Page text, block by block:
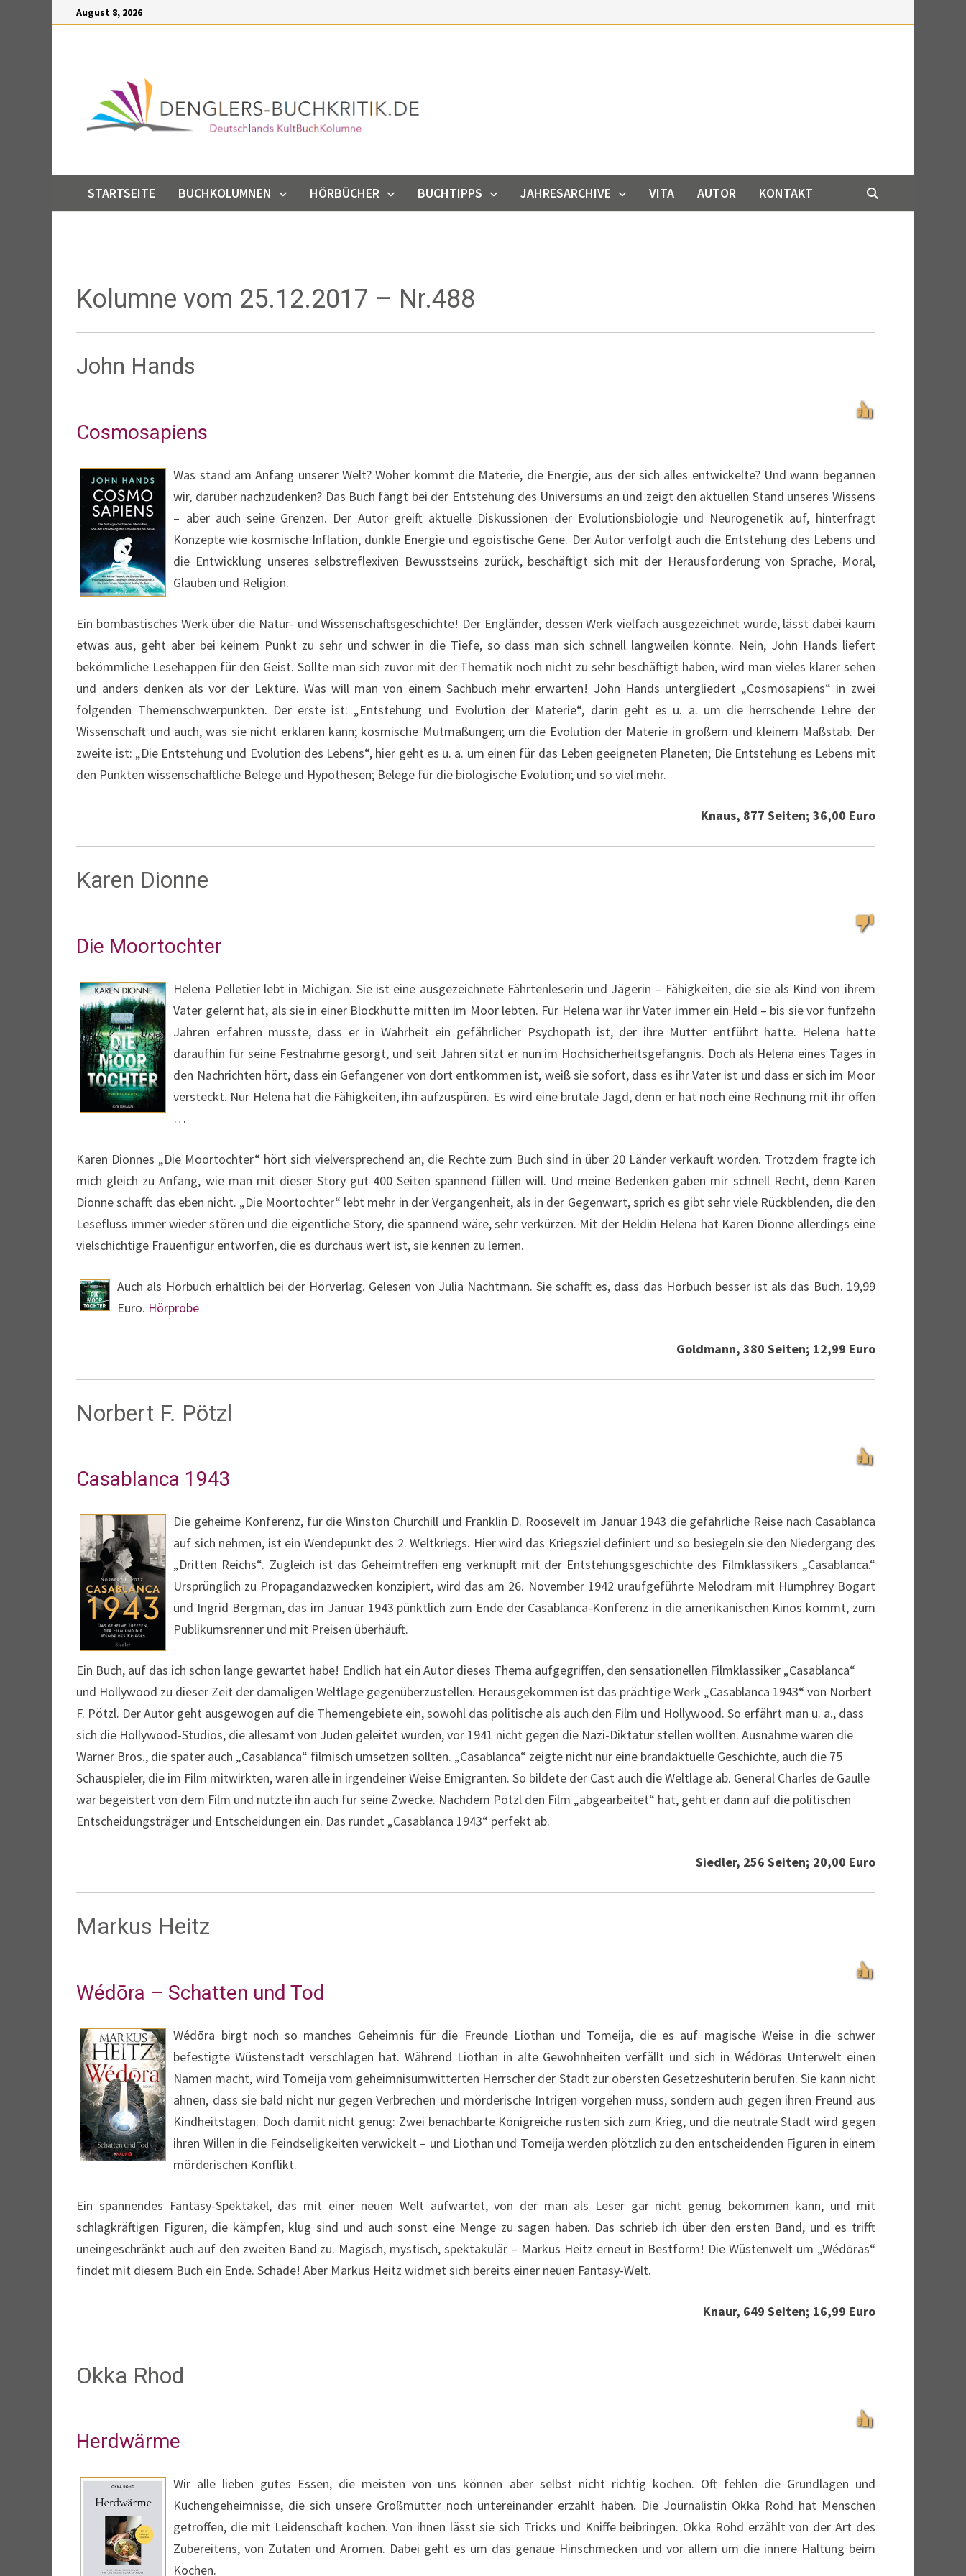
August 8, 2026
STARTSEITE BUCHKOLUMNEN HÖRBÜCHER BUCHTIPPS JAHRESARCHIVE VITA AUTOR KONTAKT
Kolumne vom 25.12.2017 – Nr.488
John Hands
Cosmosapiens
Was stand am Anfang unserer Welt? Woher kommt die Materie, die Energie, aus der sich alles entwickelte? Und wann begannen
wir, darüber nachzudenken? Das Buch fängt bei der Entstehung des Universums an und zeigt den aktuellen Stand unseres Wissens
– aber auch seine Grenzen. Der Autor greift aktuelle Diskussionen der Evolutionsbiologie und Neurogenetik auf, hinterfragt
Konzepte wie kosmische Inflation, dunkle Energie und egoistische Gene. Der Autor verfolgt auch die Entstehung des Lebens und
die Entwicklung unseres selbstreflexiven Bewusstseins zurück, beschäftigt sich mit der Herausforderung von Sprache, Moral,
Glauben und Religion.
Ein bombastisches Werk über die Natur- und Wissenschaftsgeschichte! Der Engländer, dessen Werk vielfach ausgezeichnet wurde, lässt dabei kaum
etwas aus, geht aber bei keinem Punkt zu sehr und schwer in die Tiefe, so dass man sich schnell langweilen könnte. Nein, John Hands liefert
bekömmliche Lesehappen für den Geist. Sollte man sich zuvor mit der Thematik noch nicht zu sehr beschäftigt haben, wird man vieles klarer sehen
und anders denken als vor der Lektüre. Was will man von einem Sachbuch mehr erwarten! John Hands untergliedert „Cosmosapiens“ in zwei
folgenden Themenschwerpunkten. Der erste ist: „Entstehung und Evolution der Materie“, darin geht es u. a. um die herrschende Lehre der
Wissenschaft und auch, was sie nicht erklären kann; kosmische Mutmaßungen; um die Evolution der Materie in großem und kleinem Maßstab. Der
zweite ist: „Die Entstehung und Evolution des Lebens“, hier geht es u. a. um einen für das Leben geeigneten Planeten; Die Entstehung es Lebens mit
den Punkten wissenschaftliche Belege und Hypothesen; Belege für die biologische Evolution; und so viel mehr.
Knaus, 877 Seiten; 36,00 Euro
Karen Dionne
Die Moortochter
Helena Pelletier lebt in Michigan. Sie ist eine ausgezeichnete Fährtenleserin und Jägerin – Fähigkeiten, die sie als Kind von ihrem
Vater gelernt hat, als sie in einer Blockhütte mitten im Moor lebten. Für Helena war ihr Vater immer ein Held – bis sie vor fünfzehn
Jahren erfahren musste, dass er in Wahrheit ein gefährlicher Psychopath ist, der ihre Mutter entführt hatte. Helena hatte
daraufhin für seine Festnahme gesorgt, und seit Jahren sitzt er nun im Hochsicherheitsgefängnis. Doch als Helena eines Tages in
den Nachrichten hört, dass ein Gefangener von dort entkommen ist, weiß sie sofort, dass es ihr Vater ist und dass er sich im Moor
versteckt. Nur Helena hat die Fähigkeiten, ihn aufzuspüren. Es wird eine brutale Jagd, denn er hat noch eine Rechnung mit ihr offen
…
Karen Dionnes „Die Moortochter“ hört sich vielversprechend an, die Rechte zum Buch sind in über 20 Länder verkauft worden. Trotzdem fragte ich
mich gleich zu Anfang, wie man mit dieser Story gut 400 Seiten spannend füllen will. Und meine Bedenken gaben mir schnell Recht, denn Karen
Dionne schafft das eben nicht. „Die Moortochter“ lebt mehr in der Vergangenheit, als in der Gegenwart, sprich es gibt sehr viele Rückblenden, die den
Lesefluss immer wieder stören und die eigentliche Story, die spannend wäre, sehr verkürzen. Mit der Heldin Helena hat Karen Dionne allerdings eine
vielschichtige Frauenfigur entworfen, die es durchaus wert ist, sie kennen zu lernen.
Auch als Hörbuch erhältlich bei der Hörverlag. Gelesen von Julia Nachtmann. Sie schafft es, dass das Hörbuch besser ist als das Buch. 19,99
Euro. Hörprobe
Goldmann, 380 Seiten; 12,99 Euro
Norbert F. Pötzl
Casablanca 1943
Die geheime Konferenz, für die Winston Churchill und Franklin D. Roosevelt im Januar 1943 die gefährliche Reise nach Casablanca
auf sich nehmen, ist ein Wendepunkt des 2. Weltkriegs. Hier wird das Kriegsziel definiert und so besiegeln sie den Niedergang des
„Dritten Reichs“. Zugleich ist das Geheimtreffen eng verknüpft mit der Entstehungsgeschichte des Filmklassikers „Casablanca.“
Ursprünglich zu Propagandazwecken konzipiert, wird das am 26. November 1942 uraufgeführte Melodram mit Humphrey Bogart
und Ingrid Bergman, das im Januar 1943 pünktlich zum Ende der Casablanca-Konferenz in die amerikanischen Kinos kommt, zum
Publikumsrenner und mit Preisen überhäuft.
Ein Buch, auf das ich schon lange gewartet habe! Endlich hat ein Autor dieses Thema aufgegriffen, den sensationellen Filmklassiker „Casablanca“
und Hollywood zu dieser Zeit der damaligen Weltlage gegenüberzustellen. Herausgekommen ist das prächtige Werk „Casablanca 1943“ von Norbert
F. Pötzl. Der Autor geht ausgewogen auf die Themengebiete ein, sowohl das politische als auch den Film und Hollywood. So erfährt man u. a., dass
sich die Hollywood-Studios, die allesamt von Juden geleitet wurden, vor 1941 nicht gegen die Nazi-Diktatur stellen wollten. Ausnahme waren die
Warner Bros., die später auch „Casablanca“ filmisch umsetzen sollten. „Casablanca“ zeigte nicht nur eine brandaktuelle Geschichte, auch die 75
Schauspieler, die im Film mitwirkten, waren alle in irgendeiner Weise Emigranten. So bildete der Cast auch die Weltlage ab. General Charles de Gaulle
war begeistert von dem Film und nutzte ihn auch für seine Zwecke. Nachdem Pötzl den Film „abgearbeitet“ hat, geht er dann auf die politischen
Entscheidungsträger und Entscheidungen ein. Das rundet „Casablanca 1943“ perfekt ab.
Siedler, 256 Seiten; 20,00 Euro
Markus Heitz
Wédōra – Schatten und Tod
Wédōra birgt noch so manches Geheimnis für die Freunde Liothan und Tomeija, die es auf magische Weise in die schwer
befestigte Wüstenstadt verschlagen hat. Während Liothan in alte Gewohnheiten verfällt und sich in Wédōras Unterwelt einen
Namen macht, wird Tomeija vom geheimnisumwitterten Herrscher der Stadt zur obersten Gesetzeshüterin berufen. Sie kann nicht
ahnen, dass sie bald nicht nur gegen Verbrechen und mörderische Intrigen vorgehen muss, sondern auch gegen ihren Freund aus
Kindheitstagen. Doch damit nicht genug: Zwei benachbarte Königreiche rüsten sich zum Krieg, und die neutrale Stadt wird gegen
ihren Willen in die Feindseligkeiten verwickelt – und Liothan und Tomeija werden plötzlich zu den entscheidenden Figuren in einem
mörderischen Konflikt.
Ein spannendes Fantasy-Spektakel, das mit einer neuen Welt aufwartet, von der man als Leser gar nicht genug bekommen kann, und mit
schlagkräftigen Figuren, die kämpfen, klug sind und auch sonst eine Menge zu sagen haben. Das schrieb ich über den ersten Band, und es trifft
uneingeschränkt auch auf den zweiten Band zu. Magisch, mystisch, spektakulär – Markus Heitz erneut in Bestform! Die Wüstenwelt um „Wédōras“
findet mit diesem Buch ein Ende. Schade! Aber Markus Heitz widmet sich bereits einer neuen Fantasy-Welt.
Knaur, 649 Seiten; 16,99 Euro
Okka Rhod
Herdwärme
Wir alle lieben gutes Essen, die meisten von uns können aber selbst nicht richtig kochen. Oft fehlen die Grundlagen und
Küchengeheimnisse, die sich unsere Großmütter noch untereinander erzählt haben. Die Journalistin Okka Rohd hat Menschen
getroffen, die mit Leidenschaft kochen. Von ihnen lässt sie sich Tricks und Kniffe beibringen. Okka Rohd erzählt von der Art des
Zubereitens, von Zutaten und Aromen. Dabei geht es um das genaue Hinschmecken und vor allem um die innere Haltung beim
Kochen.